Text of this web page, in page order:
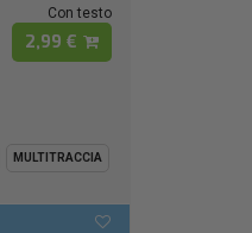
Con testo
2,99 €
MULTITRACCIA